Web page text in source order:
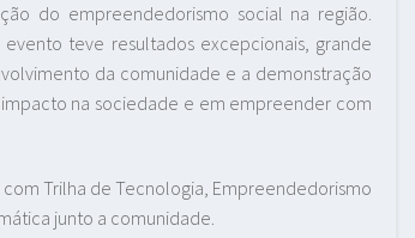
do empreendedorismo social na região.
teve resultados excepcionais, grande
da comunidade e a demonstração
na sociedade e em empreender com
com Trilha de Tecnologia, Empreendedorismo
junto a comunidade.